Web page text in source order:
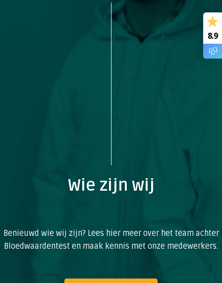
Wie zijn wij
Benieuwd wie wij zijn? Lees hier meer over het team achter
Bloedwaardentest en maak kennis met onze medewerkers.
8.9